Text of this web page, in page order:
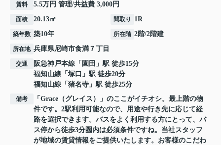
賃料 5.5万円 管理/共益費 3,000円
面積 20.13㎡ 間取り 1R
築年数 築10年 所在階 2階/2階建
所在地 兵庫県尼崎市食満 ７丁目
交通 阪急神戸本線 「 園田 」駅 徒歩15分
福知山線 「 塚口 」駅 徒歩20分
福知山線 「 猪名寺 」駅 徒歩25分
備考
「Grace（グレイス）」のここがイチオシ。最上階の物
件です。2駅利用可能なので、用途や行き先に応じて経
路を選択できます。バスをよく利用する方にとって、バ
ス停から徒歩3分圏内は必須条件ですね。当社スタッフ
が地域の賃貸情報をご提供いたします。お客様のこだわ